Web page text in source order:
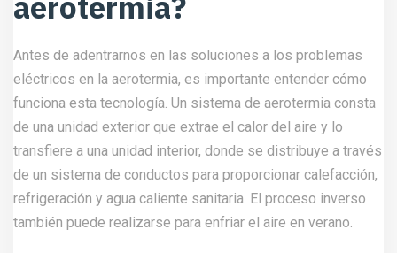
Antes de adentrarnos en las soluciones a los problemas
eléctricos en la aerotermia, es importante entender cómo
funciona esta tecnología. Un sistema de aerotermia consta
de una unidad exterior que extrae el calor del aire y lo
transfiere a una unidad interior, donde se distribuye a través
de un sistema de conductos para proporcionar calefacción,
refrigeración y agua caliente sanitaria. El proceso inverso
también puede realizarse para enfriar el aire en verano.